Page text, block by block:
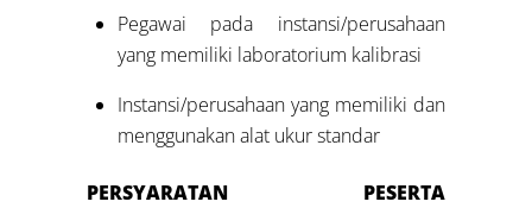
Pegawai pada instansi/perusahaan
yang memiliki laboratorium kalibrasi
Instansi/perusahaan yang memiliki dan
menggunakan alat ukur standar
PERSYARATAN PESERTA